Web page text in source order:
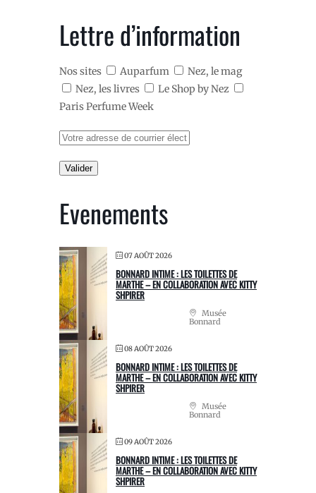
Lettre d’information
Nos sites Auparfum
Nez, le mag
Nez, les livres
Le Shop by Nez
Paris Perfume Week
Evenements
07 AOÛT 2026
BONNARD INTIME : LES TOILETTES DE
MARTHE – EN COLLABORATION AVEC KITTY
SHPIRER
Musée
Bonnard
08 AOÛT 2026
BONNARD INTIME : LES TOILETTES DE
MARTHE – EN COLLABORATION AVEC KITTY
SHPIRER
Musée
Bonnard
09 AOÛT 2026
BONNARD INTIME : LES TOILETTES DE
MARTHE – EN COLLABORATION AVEC KITTY
SHPIRER